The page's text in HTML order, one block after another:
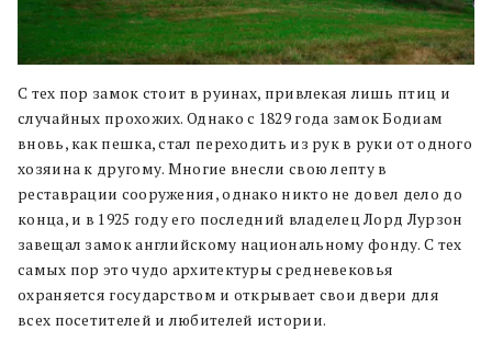
С тех пор замок стоит в руинах, привлекая лишь птиц и
случайных прохожих. Однако с 1829 года замок Бодиам
вновь, как пешка, стал переходить из рук в руки от одного
хозяина к другому. Многие внесли свою лепту в
реставрации сооружения, однако никто не довел дело до
конца, и в 1925 году его последний владелец Лорд Лурзон
завещал замок английскому национальному фонду. С тех
самых пор это чудо архитектуры средневековья
охраняется государством и открывает свои двери для
всех посетителей и любителей истории.